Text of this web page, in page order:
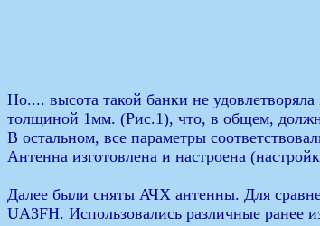
Но.... высота такой банки не
толщиной 1мм. (Рис.1), что, в общем,
В остальном, все параметры
Антенна изготовлена и настроена
Далее были сняты АЧХ антенны. Для
UA3FH. Использовались различные ранее